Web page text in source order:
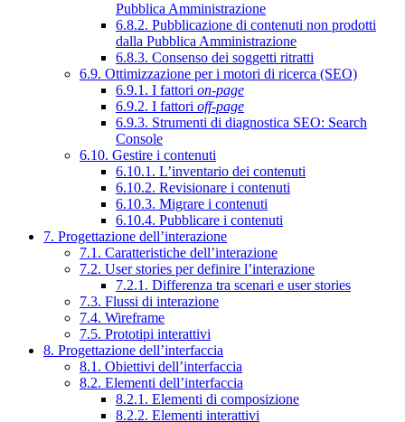
Pubblica Amministrazione
6.8.2. Pubblicazione di contenuti non prodotti
dalla Pubblica Amministrazione
6.8.3. Consenso dei soggetti ritratti
6.9. Ottimizzazione per i motori di ricerca (SEO)
6.9.1. I fattori on-page
6.9.2. I fattori off-page
6.9.3. Strumenti di diagnostica SEO: Search
Console
6.10. Gestire i contenuti
6.10.1. L’inventario dei contenuti
6.10.2. Revisionare i contenuti
6.10.3. Migrare i contenuti
6.10.4. Pubblicare i contenuti
7. Progettazione dell’interazione
7.1. Caratteristiche dell’interazione
7.2. User stories per definire l’interazione
7.2.1. Differenza tra scenari e user stories
7.3. Flussi di interazione
7.4. Wireframe
7.5. Prototipi interattivi
8. Progettazione dell’interfaccia
8.1. Obiettivi dell’interfaccia
8.2. Elementi dell’interfaccia
8.2.1. Elementi di composizione
8.2.2. Elementi interattivi